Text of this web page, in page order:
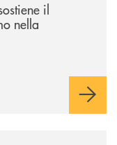
il
nella